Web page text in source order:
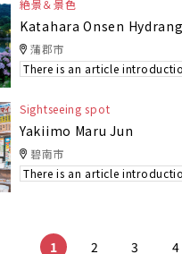
絶景＆景色
Katahara Onsen
蒲郡市
There is an article
Sightseeing spot
Yakiimo Maru Jun
碧南市
There is an article
1 2 3 4